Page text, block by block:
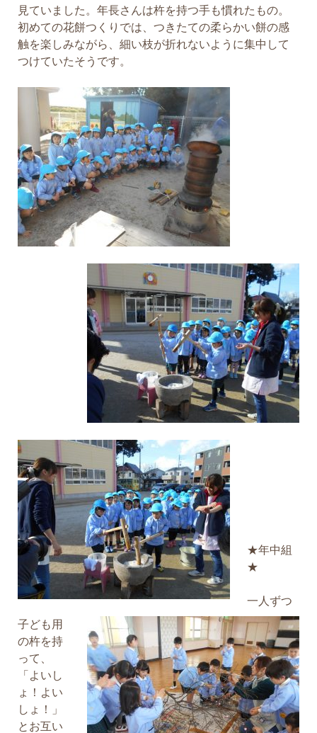
見ていました。年長さんは杵を持つ手も慣れたもの。
初めての花餅つくりでは、つきたての柔らかい餅の感
触を楽しみながら、細い枝が折れないように集中して
つけていたそうです。
★年中組
★
一人ずつ
子ども用
の杵を持
って、
「よいし
ょ！よい
しょ！」
とお互い